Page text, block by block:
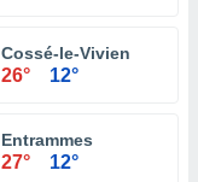
Cossé-le-Vivien
26° 12°
Entrammes
27° 12°